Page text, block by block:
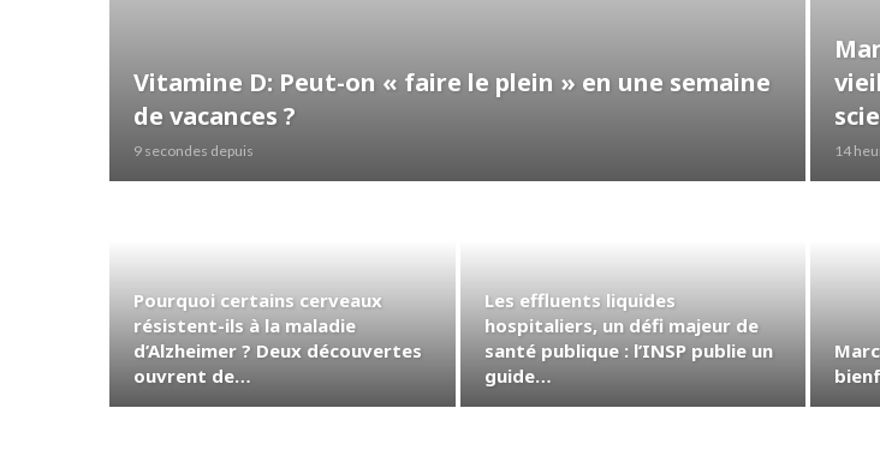
Vitamine D: Peut-on « faire le plein » en une semaine
de vacances ?
9 secondes depuis 14
Pourquoi certains cerveaux
résistent-ils à la maladie
d’Alzheimer ? Deux découvertes
ouvrent de…
Les effluents liquides
hospitaliers, un défi majeur de
santé publique : l’INSP publie un
guide…